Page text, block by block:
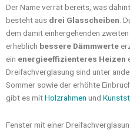
Der Name verrät bereits, was
besteht aus drei Glasscheiben .
dem damit einhergehenden
erheblich bessere Dämmwerte
ein energieeffizienteres Heizen
Dreifachverglasung sind unter
Sommer sowie der erhöhte
gibt es mitHolzrahmen und
Fenster mit einer